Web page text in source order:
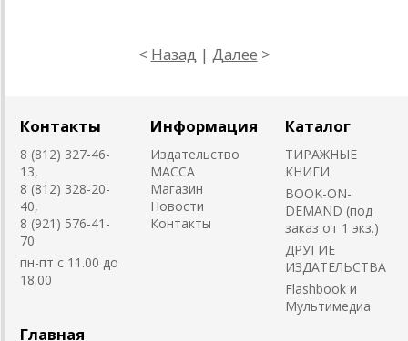
< Назад | Далее >
Контакты
8 (812) 327-46-
13,
8 (812) 328-20-
40,
8 (921) 576-41-
70
пн-пт с 11.00 до
18.00
Информация
Издательство
MACCA
Магазин
Новости
Контакты
Каталог
ТИРАЖНЫЕ
КНИГИ
BOOK-ON-
DEMAND (под
заказ от 1 экз.)
ДРУГИЕ
ИЗДАТЕЛЬСТВА
Flashbook и
Мультимедиа
Главная